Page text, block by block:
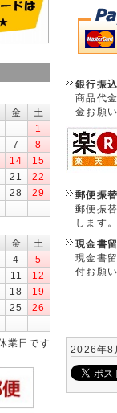
銀行振込
商品代
金お願
郵便振替
郵便振
します。
現金書留
現金書
付お願
2026年8
金
土
1
7
8
14
15
21
22
28
29
金
土
4
5
11
12
18
19
25
26
業日です